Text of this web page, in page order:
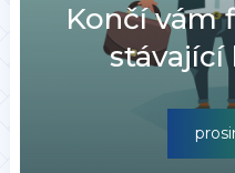
Končí vám